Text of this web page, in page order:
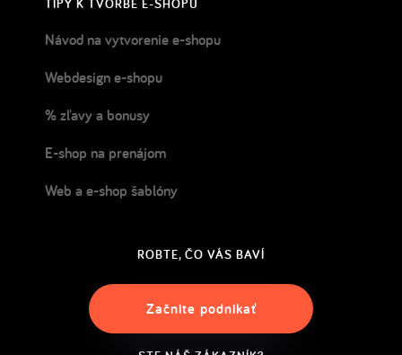
TIPY K TVORBE E-SHOPU
Návod na vytvorenie e-shopu
Webdesign e-shopu
% zľavy a bonusy
E-shop na prenájom
Web a e-shop šablóny
ROBTE, ČO VÁS BAVÍ
Začnite podnikať